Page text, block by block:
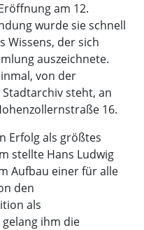
am 12.
wurde sie schnell
Wissens, der sich
auszeichnete.
von der
steht, an
16.
Erfolg als größtes
stellte Hans Ludwig
Aufbau einer für alle
den
als
ihm die